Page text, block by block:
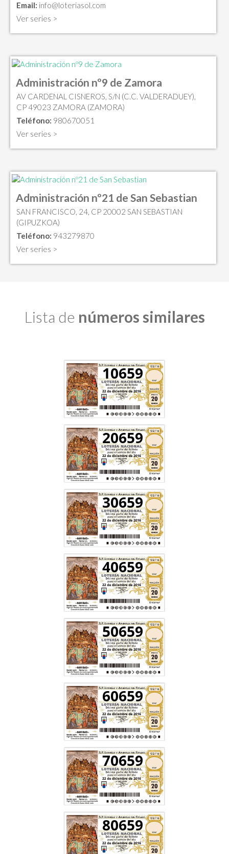
Email: info@loteriasol.com
Ver series >
Administración nº9 de Zamora
AV CARDENAL CISNEROS, S/N (C.C. VALDERADUEY),
CP 49023 ZAMORA (ZAMORA)
Teléfono: 980670051
Ver series >
Administración nº21 de San Sebastian
SAN FRANCISCO, 24, CP 20002 SAN SEBASTIAN
(GIPUZKOA)
Teléfono: 943279870
Ver series >
Lista de números similares
10659
20659
30659
40659
50659
60659
70659
80659